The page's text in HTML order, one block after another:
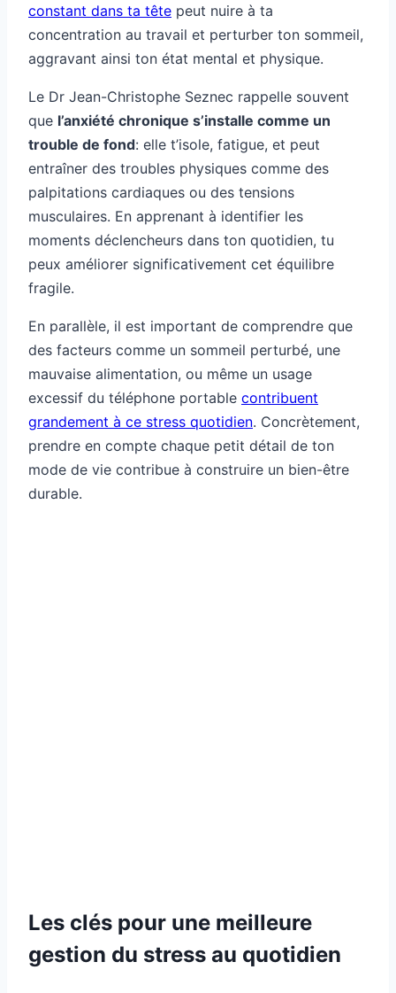
constant dans ta tête peut nuire à ta
concentration au travail et perturber ton sommeil,
aggravant ainsi ton état mental et physique.
Le Dr Jean-Christophe Seznec rappelle souvent
que l’anxiété chronique s’installe comme un
trouble de fond: elle t’isole, fatigue, et peut
entraîner des troubles physiques comme des
palpitations cardiaques ou des tensions
musculaires. En apprenant à identifier les
moments déclencheurs dans ton quotidien, tu
peux améliorer significativement cet équilibre
fragile.
En parallèle, il est important de comprendre que
des facteurs comme un sommeil perturbé, une
mauvaise alimentation, ou même un usage
excessif du téléphone portable contribuent
grandement à ce stress quotidien. Concrètement,
prendre en compte chaque petit détail de ton
mode de vie contribue à construire un bien-être
durable.
Les clés pour une meilleure
gestion du stress au quotidien